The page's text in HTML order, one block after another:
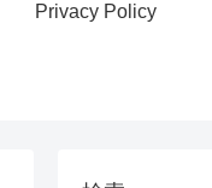
Privacy Policy